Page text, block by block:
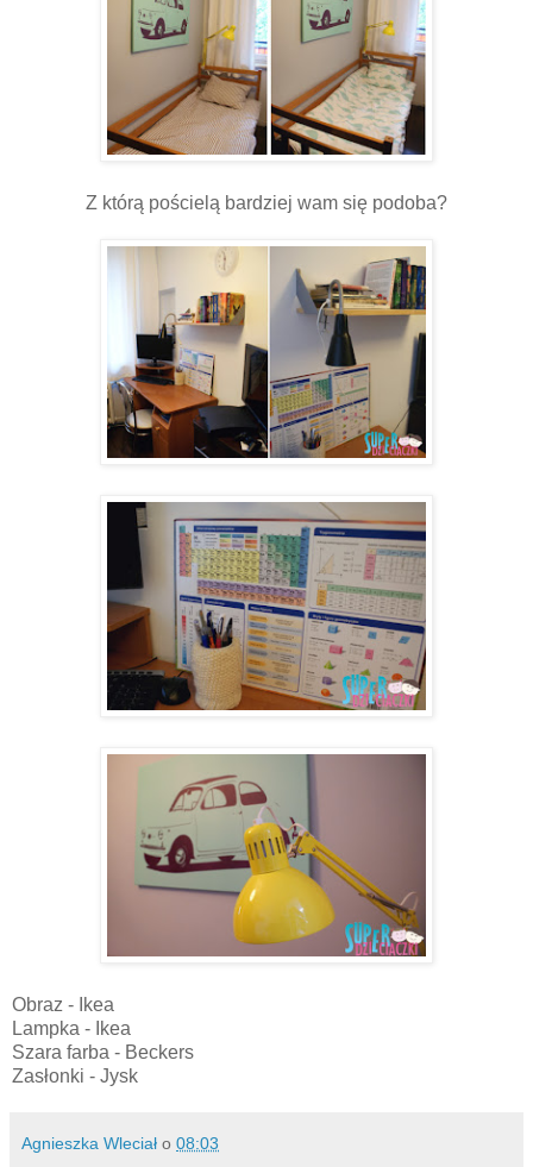
Z którą pościelą bardziej wam się podoba?
Obraz - Ikea
Lampka - Ikea
Szara farba - Beckers
Zasłonki - Jysk
Agnieszka Wleciał o 08:03